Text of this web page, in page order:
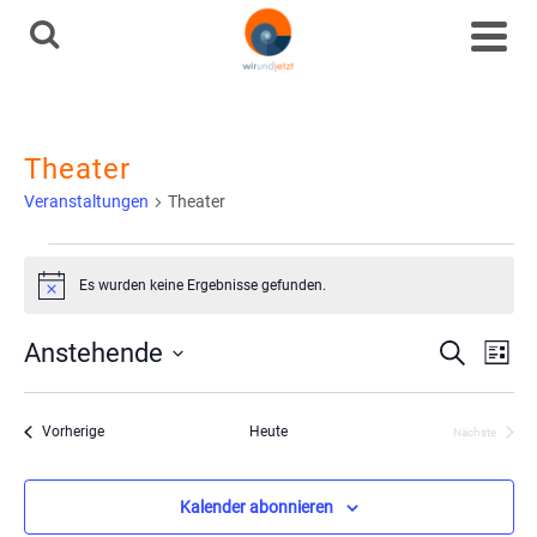
Theater
Veranstaltungen Theater
Veranstaltungen
HinweisEs wurden keine Ergebnisse gefunden.
und
Suche
Liste
Anstehende
Datum
wählen.
VorherigeVeranstaltungen Heute
Nächste
Kalender abonnieren